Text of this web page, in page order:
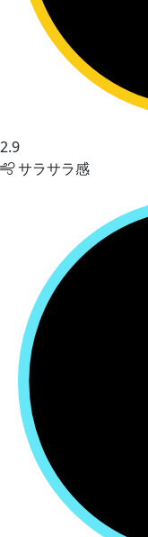
2.9
サラサラ感